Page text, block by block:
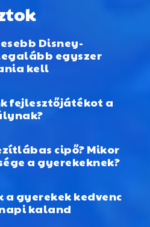
Disney-
egyszer
kell
fejlesztőjátékot a
cipő? Mikor
a gyerekeknek?
gyerekek kedvenc
kaland